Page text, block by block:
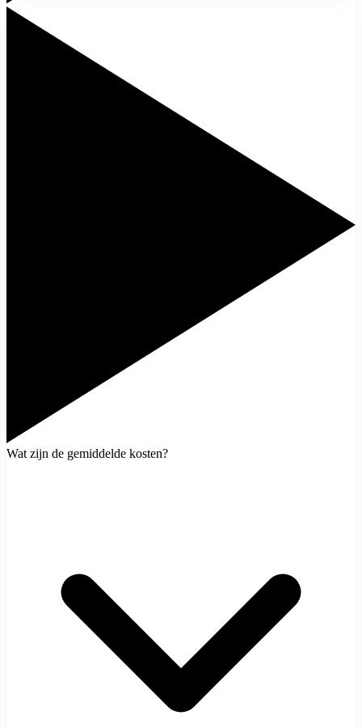
Wat zijn de gemiddelde kosten?